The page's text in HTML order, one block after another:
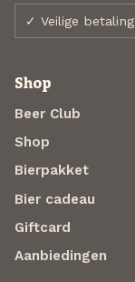
✓ Veilige betaling
Shop
Beer Club
Shop
Bierpakket
Bier cadeau
Giftcard
Aanbiedingen